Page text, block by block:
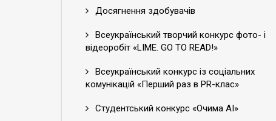
Досягнення здобувачів
Всеукраїнський творчий конкурс фото- і
відеоробіт «LIME. GO TO READ!»
Всеукраїнський конкурс із соціальних
комунікацій «Перший раз в PR-клас»
Студентський конкурс «Очима АІ»